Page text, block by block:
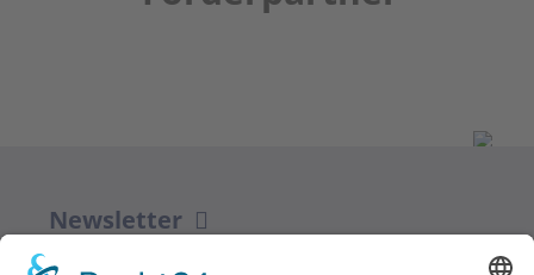
Newsletter